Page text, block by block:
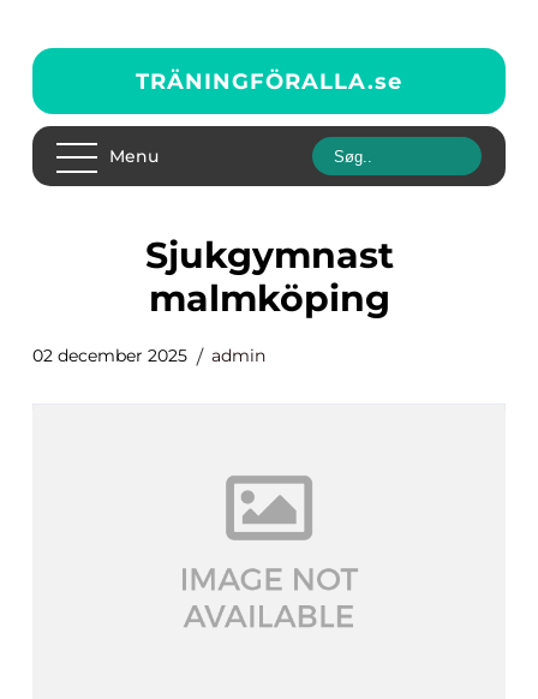
TRÄNINGFÖRALLA.se
Menu
sjukgymnast
malmköping
02 december 2025 admin